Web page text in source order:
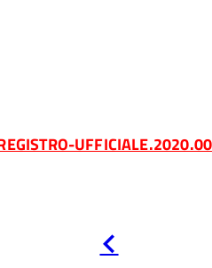
precedente